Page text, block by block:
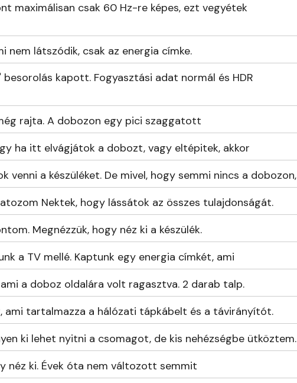
maximálisan csak 60 Hz-re képes, ezt vegyétek
nem látszódik, csak az energia címke.
kapott. Fogyasztási adat normál és HDR
rajta. A dobozon egy pici szaggatott
ha itt elvágjátok a dobozt, vagy eltépitek, akkor
venni a készüléket. De mivel, hogy semmi nincs a dobozon,
Nektek, hogy lássátok az összes tulajdonságát.
Megnézzük, hogy néz ki a készülék.
a TV mellé. Kaptunk egy energia címkét, ami
a doboz oldalára volt ragasztva. 2 darab talp.
ami tartalmazza a hálózati tápkábelt és a távirányítót.
ki lehet nyitni a csomagot, de kis nehézségbe ütköztem.
néz ki. Évek óta nem változott semmit